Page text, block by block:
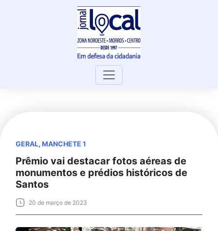
GERAL, MANCHETE 1
Prêmio vai destacar fotos aéreas de
monumentos e prédios históricos de
Santos
20 de março de 2023